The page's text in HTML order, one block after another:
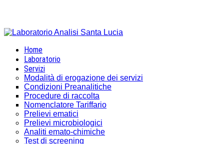
Home
Laboratorio
Servizi
Modalità di erogazione dei servizi
Condizioni Preanalitiche
Procedure di raccolta
Nomenclatore Tariffario
Prelievi ematici
Prelievi microbiologici
Analiti emato-chimiche
Test di screening